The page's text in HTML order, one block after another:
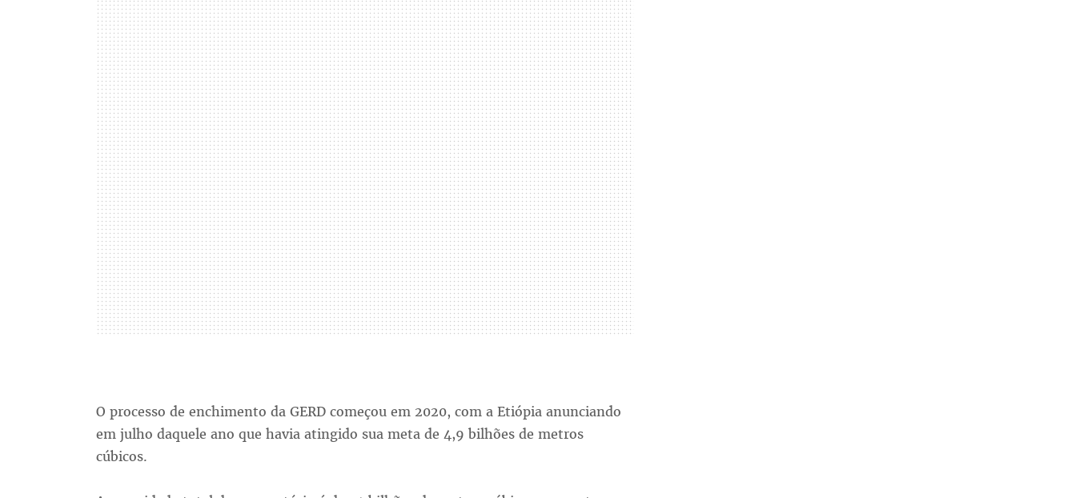
O processo de enchimento da GERD começou em 2020, com a Etiópia anunciando
em julho daquele ano que havia atingido sua meta de 4,9 bilhões de metros
cúbicos.